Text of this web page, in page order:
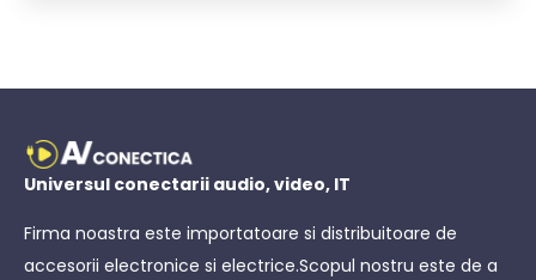
Universul conectarii audio, video, IT
Firma noastra este importatoare si distribuitoare de
accesorii electronice si electrice.Scopul nostru este de a